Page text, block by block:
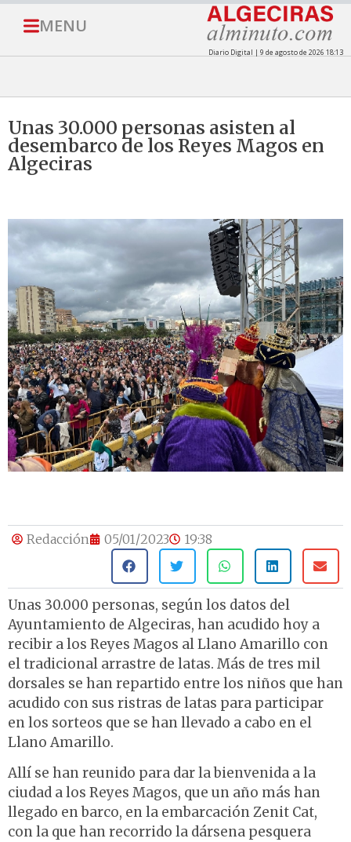
MENU
Diario Digital | 9 de agosto de 2026 18:13
Unas 30.000 personas asisten al
desembarco de los Reyes Magos en
Algeciras
Redacción 05/01/2023 19:38
Unas 30.000 personas, según los datos del
Ayuntamiento de Algeciras, han acudido hoy a
recibir a los Reyes Magos al Llano Amarillo con
el tradicional arrastre de latas. Más de tres mil
dorsales se han repartido entre los niños que han
acudido con sus ristras de latas para participar
en los sorteos que se han llevado a cabo en el
Llano Amarillo.
Allí se han reunido para dar la bienvenida a la
ciudad a los Reyes Magos, que un año más han
llegado en barco, en la embarcación Zenit Cat,
con la que han recorrido la dársena pesquera